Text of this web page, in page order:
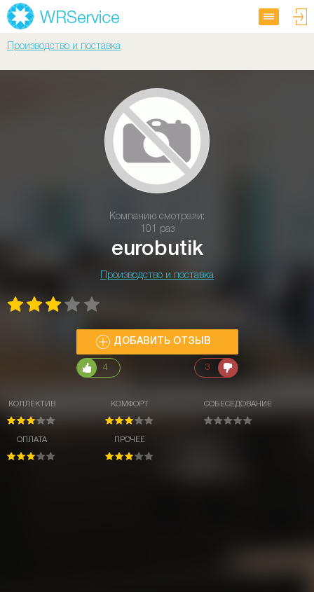
Производство и поставка
Компанию смотрели:
101 раз
eurobutik
Производство и поставка
ДОБАВИТЬ ОТЗЫВ
4 3
КОЛЛЕКТИВ
ОПЛАТА
КОМФОРТ
ПРОЧЕЕ
СОБЕСЕДОВАНИЕ